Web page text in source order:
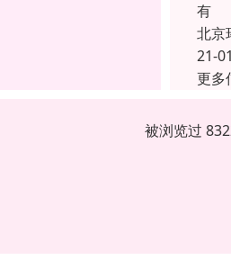
有
北京
21-
更多
被浏览过